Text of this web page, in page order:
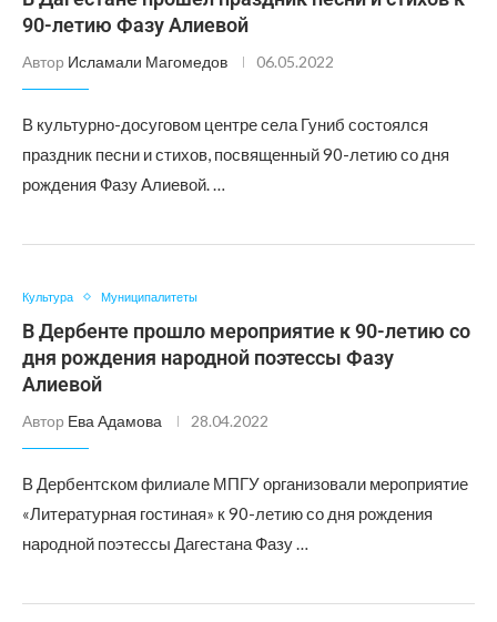
90-летию Фазу Алиевой
Автор Исламали Магомедов 06.05.2022
В культурно-досуговом центре села Гуниб состоялся
праздник песни и стихов, посвященный 90-летию со дня
рождения Фазу Алиевой. …
Культура Муниципалитеты
В Дербенте прошло мероприятие к 90-летию со
дня рождения народной поэтессы Фазу
Алиевой
Автор Ева Адамова 28.04.2022
В Дербентском филиале МПГУ организовали мероприятие
«Литературная гостиная» к 90-летию со дня рождения
народной поэтессы Дагестана Фазу …